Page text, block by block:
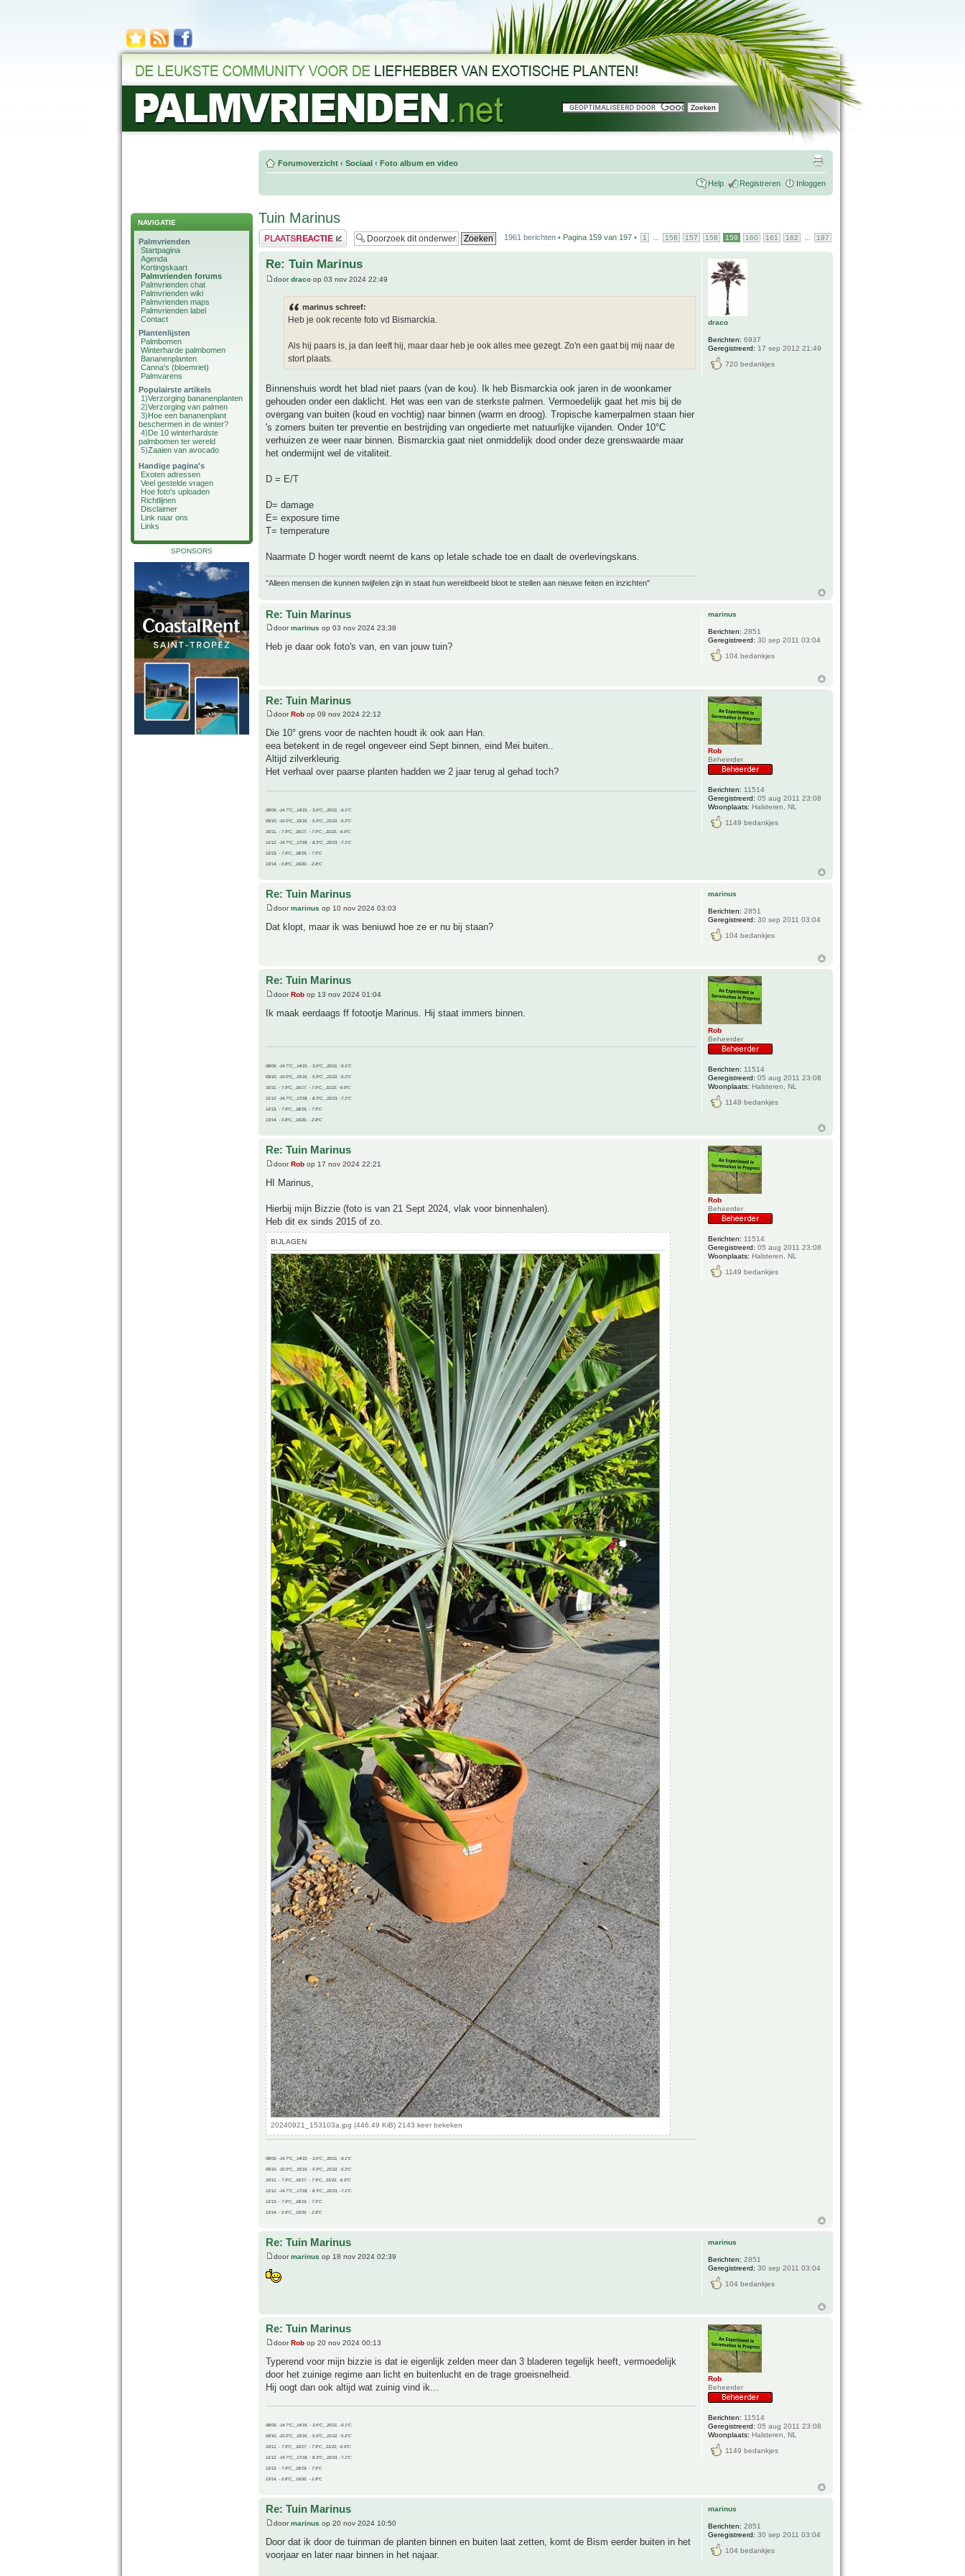
NAVIGATIE
Palmvrienden
Startpagina
Agenda
Kortingskaart
Palmvrienden forums
Palmvrienden chat
Palmvrienden wiki
Palmvrienden maps
Palmvrienden label
Contact
Plantenlijsten
Palmbomen
Winterharde palmbomen
Bananenplanten
Canna's (bloemriet)
Palmvarens
Populairste artikels
1)Verzorging bananenplanten
2)Verzorging van palmen
3)Hoe een bananenplant
beschermen in de winter?
4)De 10 winterhardste
palmbomen ter wereld
5)Zaaien van avocado
Handige pagina's
Exoten adressen
Veel gestelde vragen
Hoe foto's uploaden
Richtlijnen
Disclaimer
Link naar ons
Links
SPONSORS
Forumoverzicht ‹ Sociaal ‹ Foto album en video
Help Registreren Inloggen
Tuin Marinus
Plaats een reactie 1961 berichten • Pagina 159 van 197 • 1 156 157 158 159 160 161 162 197
Re: Tuin Marinus
doordraco op 03 nov 2024 22:49
marinus schreef:
Heb je ook recente foto vd Bismarckia.
Als hij paars is, ja dan leeft hij, maar daar heb je ook alles mee gezegt. Zo'n een gaat bij mij naar de
stort plaats.
Binnenshuis wordt het blad niet paars (van de kou). Ik heb Bismarckia ook jaren in de woonkamer
gehouden onder een daklicht. Het was een van de sterkste palmen. Vermoedelijk gaat het mis bij de
overgang van buiten (koud en vochtig) naar binnen (warm en droog). Tropische kamerpalmen staan hier
's zomers buiten ter preventie en bestrijding van ongedierte met natuurlijke vijanden. Onder 10°C
verhuizen ze weer naar binnen. Bismarckia gaat niet onmiddelijk dood onder deze grenswaarde maar
het ondermijnt wel de vitaliteit.
D = E/T
D= damage
E= exposure time
T= temperature
Naarmate D hoger wordt neemt de kans op letale schade toe en daalt de overlevingskans.
"Alleen mensen die kunnen twijfelen zijn in staat hun wereldbeeld bloot te stellen aan nieuwe feiten en inzichten"
draco
Berichten: 6937
Geregistreerd: 17 sep 2012 21:49
720 bedankjes
Re: Tuin Marinus
doormarinus op 03 nov 2024 23:38
Heb je daar ook foto's van, en van jouw tuin?
marinus
Berichten: 2851
Geregistreerd: 30 sep 2011 03:04
104 bedankjes
Re: Tuin Marinus
door Rob op 09 nov 2024 22:12
Die 10° grens voor de nachten houdt ik ook aan Han.
eea betekent in de regel ongeveer eind Sept binnen, eind Mei buiten..
Altijd zilverkleurig.
Het verhaal over paarse planten hadden we 2 jaar terug al gehad toch?
08/09, -14.7°C__14/15, - 3.6°C__20/21, -9.1°C
09/10, -10.0°C__15/16, - 5.9°C__21/22, -5.2°C
10/11, - 7.9°C__16/17, - 7.9°C__21/22, -6.9°C
11/12, -14.7°C__17/18, - 8.3°C__22/23, -7.1°C
12/13, - 7.9°C__18/19, - 7.5°C
13/14, - 0.8°C__19/20, - 2.8°C
Rob
Beheerder
Berichten: 11514
Geregistreerd: 05 aug 2011 23:08
Woonplaats: Halsteren, NL
1149 bedankjes
Re: Tuin Marinus
doormarinus op 10 nov 2024 03:03
Dat klopt, maar ik was beniuwd hoe ze er nu bij staan?
marinus
Berichten: 2851
Geregistreerd: 30 sep 2011 03:04
104 bedankjes
Re: Tuin Marinus
doorRob op 13 nov 2024 01:04
Ik maak eerdaags ff fotootje Marinus. Hij staat immers binnen.
08/09, -14.7°C__14/15, - 3.6°C__20/21, -9.1°C
09/10, -10.0°C__15/16, - 5.9°C__21/22, -5.2°C
10/11, - 7.9°C__16/17, - 7.9°C__21/22, -6.9°C
11/12, -14.7°C__17/18, - 8.3°C__22/23, -7.1°C
12/13, - 7.9°C__18/19, - 7.5°C
13/14, - 0.8°C__19/20, - 2.8°C
Rob
Beheerder
Berichten: 11514
Geregistreerd: 05 aug 2011 23:08
Woonplaats: Halsteren, NL
1149 bedankjes
Re: Tuin Marinus
doorRob op 17 nov 2024 22:21
HI Marinus,
Hierbij mijn Bizzie (foto is van 21 Sept 2024, vlak voor binnenhalen).
Heb dit ex sinds 2015 of zo.
BIJLAGEN
20240921_153103a.jpg (446.49 KiB) 2143 keer bekeken
08/09, -14.7°C__14/15, - 3.6°C__20/21, -9.1°C
09/10, -10.0°C__15/16, - 5.9°C__21/22, -5.2°C
10/11, - 7.9°C__16/17, - 7.9°C__21/22, -6.9°C
11/12, -14.7°C__17/18, - 8.3°C__22/23, -7.1°C
12/13, - 7.9°C__18/19, - 7.5°C
13/14, - 0.8°C__19/20, - 2.8°C
Rob
Beheerder
Berichten: 11514
Geregistreerd: 05 aug 2011 23:08
Woonplaats: Halsteren, NL
1149 bedankjes
Re: Tuin Marinus
doormarinus op 18 nov 2024 02:39
marinus
Berichten: 2851
Geregistreerd: 30 sep 2011 03:04
104 bedankjes
Re: Tuin Marinus
doorRob op 20 nov 2024 00:13
Typerend voor mijn bizzie is dat ie eigenlijk zelden meer dan 3 bladeren tegelijk heeft, vermoedelijk
door het zuinige regime aan licht en buitenlucht en de trage groeisnelheid.
Hij oogt dan ook altijd wat zuinig vind ik...
08/09, -14.7°C__14/15, - 3.6°C__20/21, -9.1°C
09/10, -10.0°C__15/16, - 5.9°C__21/22, -5.2°C
10/11, - 7.9°C__16/17, - 7.9°C__21/22, -6.9°C
11/12, -14.7°C__17/18, - 8.3°C__22/23, -7.1°C
12/13, - 7.9°C__18/19, - 7.5°C
13/14, - 0.8°C__19/20, - 2.8°C
Rob
Beheerder
Berichten: 11514
Geregistreerd: 05 aug 2011 23:08
Woonplaats: Halsteren, NL
1149 bedankjes
Re: Tuin Marinus
doormarinus op 20 nov 2024 10:50
Door dat ik door de tuinman de planten binnen en buiten laat zetten, komt de Bism eerder buiten in het
voorjaar en later naar binnen in het najaar.
marinus
Berichten: 2851
Geregistreerd: 30 sep 2011 03:04
104 bedankjes